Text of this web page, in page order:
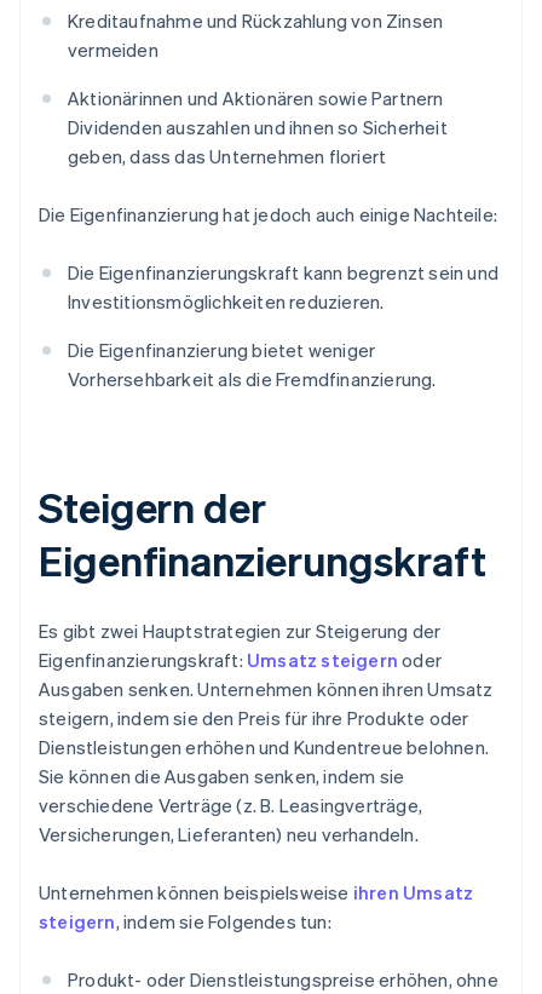
Kreditaufnahme und Rückzahlung von Zinsen
vermeiden
Aktionärinnen und Aktionären sowie Partnern
Dividenden auszahlen und ihnen so Sicherheit
geben, dass das Unternehmen floriert
Die Eigenfinanzierung hat jedoch auch einige Nachteile:
Die Eigenfinanzierungskraft kann begrenzt sein und
Investitionsmöglichkeiten reduzieren.
Die Eigenfinanzierung bietet weniger
Vorhersehbarkeit als die Fremdfinanzierung.
Steigern der
Eigenfinanzierungskraft
Es gibt zwei Hauptstrategien zur Steigerung der
Eigenfinanzierungskraft: Umsatz steigern oder
Ausgaben senken. Unternehmen können ihren Umsatz
steigern, indem sie den Preis für ihre Produkte oder
Dienstleistungen erhöhen und Kundentreue belohnen.
Sie können die Ausgaben senken, indem sie
verschiedene Verträge (z. B. Leasingverträge,
Versicherungen, Lieferanten) neu verhandeln.
Unternehmen können beispielsweise ihren Umsatz
steigern, indem sie Folgendes tun:
Produkt- oder Dienstleistungspreise erhöhen, ohne